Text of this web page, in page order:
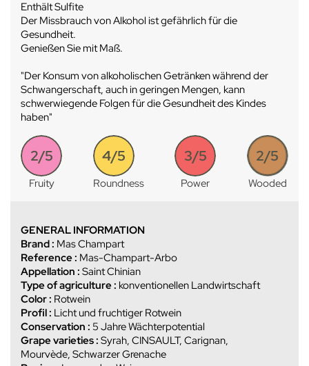
Enthält Sulfite
Der Missbrauch von Alkohol ist gefährlich für die
Gesundheit.
Genießen Sie mit Maß.
"Der Konsum von alkoholischen Getränken während der
Schwangerschaft, auch in geringen Mengen, kann
schwerwiegende Folgen für die Gesundheit des Kindes
haben"
2/5
Fruity
4/5
Roundness
3/5
Power
2/5
Wooded
GENERAL INFORMATION
Brand : Mas Champart
Reference : Mas-Champart-Arbo
Appellation : Saint Chinian
Type of agriculture : konventionellen Landwirtschaft
Color : Rotwein
Profil : Licht und fruchtiger Rotwein
Conservation : 5 Jahre Wächterpotential
Grape varieties : Syrah, CINSAULT, Carignan,
Mourvède, Schwarzer Grenache